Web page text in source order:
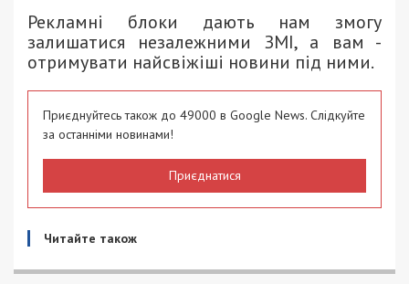
Рекламні блоки дають нам змогу
залишатися незалежними ЗМІ, а вам -
отримувати найсвіжіші новини під ними.
Приєднуйтесь також до 49000 в Google News. Слідкуйте
за останніми новинами!
Приєднатися
Читайте також